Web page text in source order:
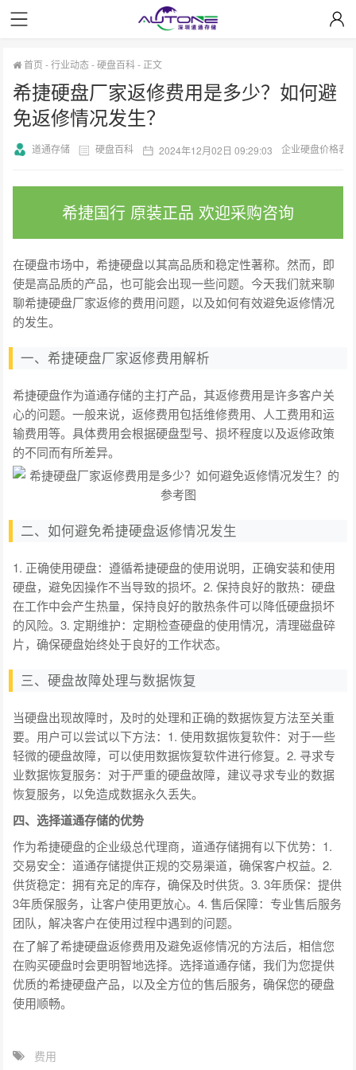
首页 -行业动态-硬盘百科- 正文
希捷硬盘厂家返修费用是多少？如何避
免返修情况发生？
道通存储 硬盘百科 2024年12月02日 09:29:03 企业硬盘价格表
希捷国行 原装正品 欢迎采购咨询
在硬盘市场中，希捷硬盘以其高品质和稳定性著称。然而，即
使是高品质的产品，也可能会出现一些问题。今天我们就来聊
聊希捷硬盘厂家返修的费用问题，以及如何有效避免返修情况
的发生。
一、希捷硬盘厂家返修费用解析
希捷硬盘作为道通存储的主打产品，其返修费用是许多客户关
心的问题。一般来说，返修费用包括维修费用、人工费用和运
输费用等。具体费用会根据硬盘型号、损坏程度以及返修政策
的不同而有所差异。
二、如何避免希捷硬盘返修情况发生
1. 正确使用硬盘：遵循希捷硬盘的使用说明，正确安装和使用
硬盘，避免因操作不当导致的损坏。2. 保持良好的散热：硬盘
在工作中会产生热量，保持良好的散热条件可以降低硬盘损坏
的风险。3. 定期维护：定期检查硬盘的使用情况，清理磁盘碎
片，确保硬盘始终处于良好的工作状态。
三、硬盘故障处理与数据恢复
当硬盘出现故障时，及时的处理和正确的数据恢复方法至关重
要。用户可以尝试以下方法：1. 使用数据恢复软件：对于一些
轻微的硬盘故障，可以使用数据恢复软件进行修复。2. 寻求专
业数据恢复服务：对于严重的硬盘故障，建议寻求专业的数据
恢复服务，以免造成数据永久丢失。
四、选择道通存储的优势
作为希捷硬盘的企业级总代理商，道通存储拥有以下优势：1.
交易安全：道通存储提供正规的交易渠道，确保客户权益。2.
供货稳定：拥有充足的库存，确保及时供货。3. 3年质保：提供
3年质保服务，让客户使用更放心。4. 售后保障：专业售后服务
团队，解决客户在使用过程中遇到的问题。
在了解了希捷硬盘返修费用及避免返修情况的方法后，相信您
在购买硬盘时会更明智地选择。选择道通存储，我们为您提供
优质的希捷硬盘产品，以及全方位的售后服务，确保您的硬盘
使用顺畅。
费用